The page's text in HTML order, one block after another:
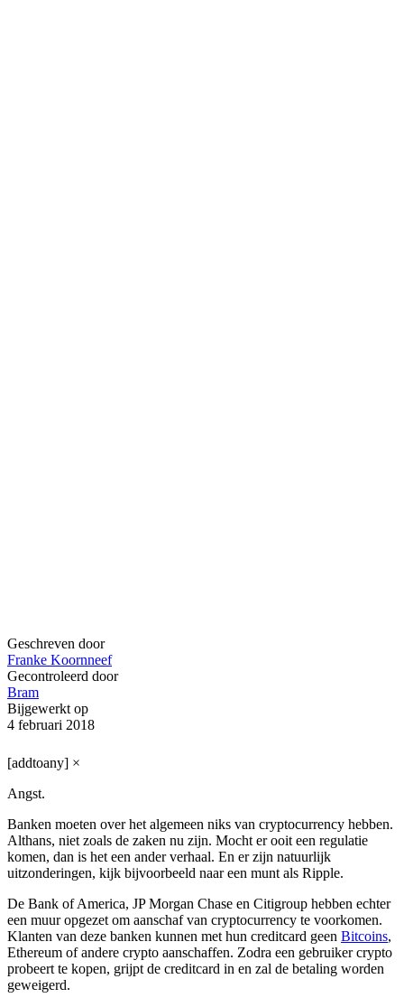
Geschreven door
Franke Koornneef
Gecontroleerd door
Bram
Bijgewerkt op
4 februari 2018
[addtoany] ×
Angst.
Banken moeten over het algemeen niks van cryptocurrency hebben.
Althans, niet zoals de zaken nu zijn. Mocht er ooit een regulatie
komen, dan is het een ander verhaal. En er zijn natuurlijk
uitzonderingen, kijk bijvoorbeeld naar een munt als Ripple.
De Bank of America, JP Morgan Chase en Citigroup hebben echter
een muur opgezet om aanschaf van cryptocurrency te voorkomen.
Klanten van deze banken kunnen met hun creditcard geen Bitcoins,
Ethereum of andere crypto aanschaffen. Zodra een gebruiker crypto
probeert te kopen, grijpt de creditcard in en zal de betaling worden
geweigerd.